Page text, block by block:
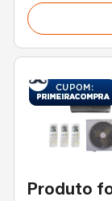
Produto